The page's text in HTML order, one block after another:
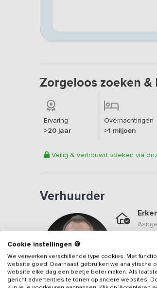
Zorgeloos zoeken &
Ervaring
>20 jaar
Overnachtingen
>1 miljoen
Veilig & vertrouwd boeken via
Verhuurder
Een 9.6
Cookie instellingen 🍪
We verwerken verschillende type cookies. Met
website goed. Daarnaast gebruiken we analytische
website elke dag een beetje beter maken. Als
gericht advertenties te tonen op andere websites.